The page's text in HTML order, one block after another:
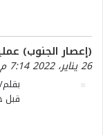
(إعصار الجنوب)
26 يناير، 2022 7:14 م
قبل